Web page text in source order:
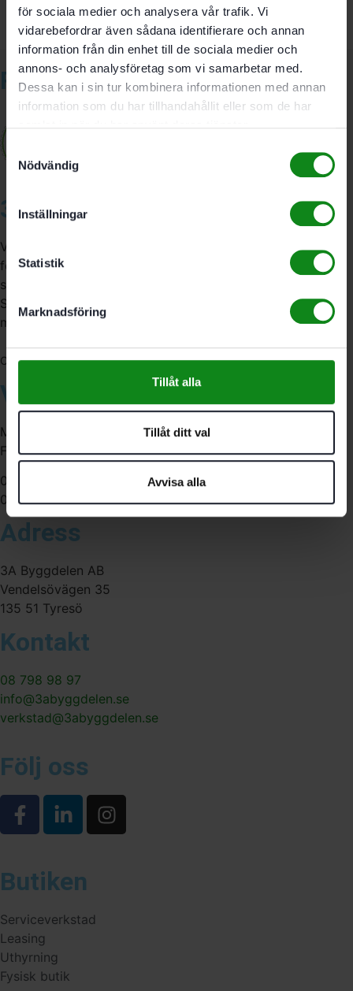
för sociala medier och analysera vår trafik. Vi
vidarebefordrar även sådana identifierare och annan
information från din enhet till de sociala medier och
annons- och analysföretag som vi samarbetar med.
Dessa kan i sin tur kombinera informationen med annan
information som du har tillhandahållit eller som de har
Nödvändig
Inställningar
Statistik
Marknadsföring
Tillåt alla
Tillåt ditt val
Avvisa alla
Relaterade produkter
3A Byggdelen
Vi är återförsäljare av elverktyg, tillbehör, infästning och
förbrukningsmaterial. Vi har en fysisk butik och
serviceverkstad i Stockholm samt en e-handel för hela
Sverige. Av oss får du professionell service av
medarbetare med gedigen erfarenhet.
Org. nr:556341-4290
Våra öppettider
Måndag-Torsdag:
Fredag:
07:00-16:00
07:00-15:00
Adress
3A Byggdelen AB
Vendelsövägen 35
135 51 Tyresö
Kontakt
08 798 98 97
info@3abyggdelen.se
verkstad@3abyggdelen.se
Följ oss
Butiken
Serviceverkstad
Leasing
Uthyrning
Fysisk butik